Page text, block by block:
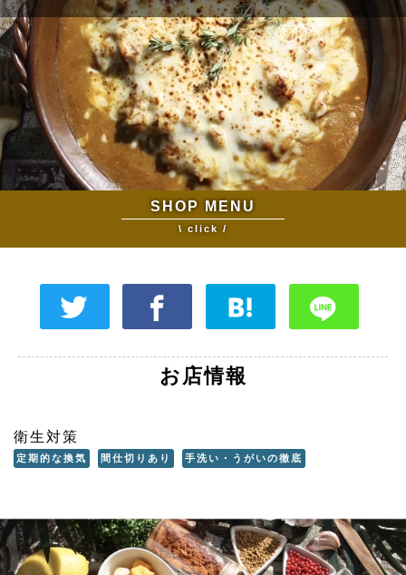
SHOP MENU
\ click /
お店情報
衛生対策
定期的な換気 間仕切りあり 手洗い・うがいの徹底